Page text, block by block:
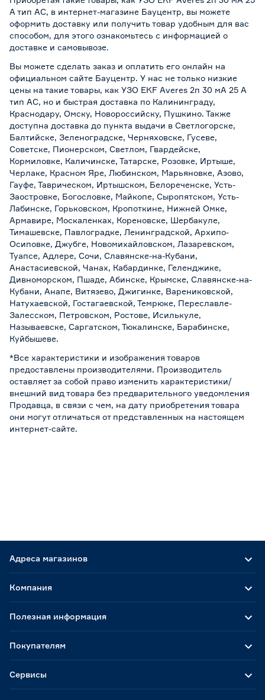
А тип АС, в интернет-магазине Бауцентр, вы можете
оформить доставку или получить товар удобным для вас
способом, для этого ознакомьтесь с информацией о
доставке и самовывозе.
Вы можете сделать заказ и оплатить его онлайн на
официальном сайте Бауцентр. У нас не только низкие
цены на такие товары, как УЗО EKF Averes 2п 30 мА 25 А
тип АС, но и быстрая доставка по Калининграду,
Краснодару, Омску, Новороссийску, Пушкино. Также
доступна доставка до пункта выдачи в Светлогорске,
Балтийске, Зеленоградске, Черняховске, Гусеве,
Советске, Пионерском, Светлом, Гвардейске,
Кормиловке, Каличинске, Татарске, Розовке, Иртыше,
Черлаке, Красном Яре, Любинском, Марьяновке, Азово,
Гауфе, Таврическом, Иртышском, Белореченске, Усть-
Заостровке, Богословке, Майкопе, Сыропятском, Усть-
Лабинске, Горьковском, Кропоткине, Нижней Омке,
Армавире, Москаленках, Кореновске, Шербакуле,
Тимашевске, Павлоградке, Ленинградской, Архипо-
Осиповке, Джубге, Новомихайловском, Лазаревском,
Туапсе, Адлере, Сочи, Славянске-на-Кубани,
Анастасиевской, Чанах, Кабардинке, Геленджике,
Дивноморском, Пшаде, Абинске, Крымске, Славянске-на-
Кубани, Анапе, Витязево, Джигинке, Варениковской,
Натухаевской, Гостагаевской, Темрюке, Переславле-
Залесском, Петровском, Ростове, Исилькуле,
Называевске, Саргатском, Тюкалинске, Барабинске,
Куйбышеве.
*Все характеристики и изображения товаров
предоставлены производителями. Производитель
оставляет за собой право изменить характеристики/
внешний вид товара без предварительного уведомления
Продавца, в связи с чем, на дату приобретения товара
они могут отличаться от представленных на настоящем
интернет-сайте.
Адреса магазинов
Компания
Полезная информация
Покупателям
Сервисы